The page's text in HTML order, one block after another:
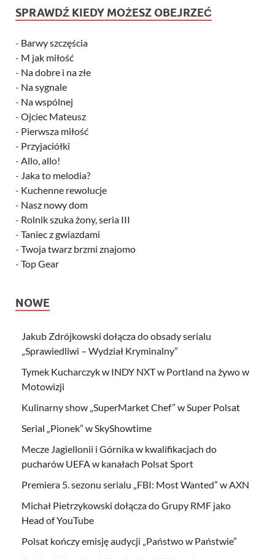
SPRAWDŹ KIEDY MOŻESZ OBEJRZEĆ
- Barwy szczęścia
- M jak miłość
- Na dobre i na złe
- Na sygnale
- Na wspólnej
- Ojciec Mateusz
- Pierwsza miłość
- Przyjaciółki
- Allo, allo!
- Jaka to melodia?
- Kuchenne rewolucje
- Nasz nowy dom
- Rolnik szuka żony, seria III
- Taniec z gwiazdami
- Twoja twarz brzmi znajomo
- Top Gear
NOWE
Jakub Zdrójkowski dołącza do obsady serialu
„Sprawiedliwi – Wydział Kryminalny”
Tymek Kucharczyk w INDY NXT w Portland na żywo w
Motowizji
Kulinarny show „SuperMarket Chef” w Super Polsat
Serial „Pionek” w SkyShowtime
Mecze Jagiellonii i Górnika w kwalifikacjach do
pucharów UEFA w kanałach Polsat Sport
Premiera 5. sezonu serialu „FBI: Most Wanted” w AXN
Michał Pietrzykowski dołącza do Grupy RMF jako
Head of YouTube
Polsat kończy emisję audycji „Państwo w Państwie”